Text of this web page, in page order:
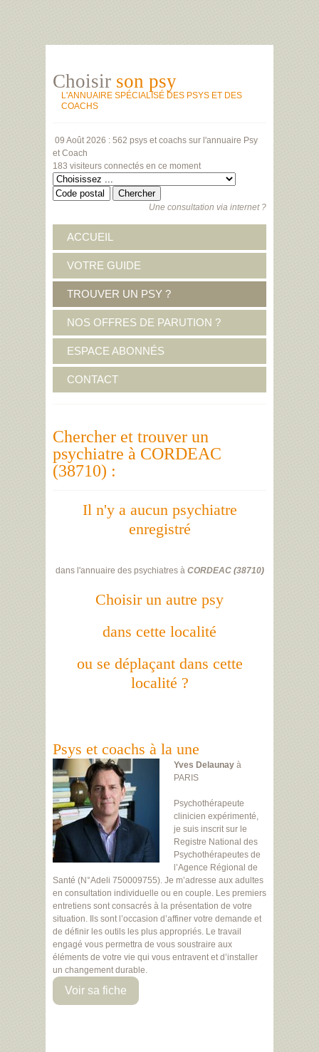
Choisir son psy
L'ANNUAIRE SPÉCIALISÉ DES PSYS ET DES
COACHS
09 Août 2026 : 562 psys et coachs sur l'annuaire Psy
et Coach
183 visiteurs connectés en ce moment
Une consultation via internet ?
ACCUEIL
VOTRE GUIDE
TROUVER UN PSY ?
NOS OFFRES DE PARUTION ?
ESPACE ABONNÉS
CONTACT
Chercher et trouver un
psychiatre à CORDEAC
(38710) :
Il n'y a aucun psychiatre
enregistré
dans l'annuaire des psychiatres à CORDEAC(38710)
Choisir un autre psy
dans cette localité
ou se déplaçant dans cette
localité ?
Psys et coachs à la une
Yves Delaunay à
PARIS
Psychothérapeute
clinicien expérimenté,
je suis inscrit sur le
Registre National des
Psychothérapeutes de
l’Agence Régional de
Santé (N°Adeli 750009755). Je m’adresse aux adultes
en consultation individuelle ou en couple. Les premiers
entretiens sont consacrés à la présentation de votre
situation. Ils sont l’occasion d’affiner votre demande et
de définir les outils les plus appropriés. Le travail
engagé vous permettra de vous soustraire aux
éléments de votre vie qui vous entravent et d’installer
un changement durable.
Voir sa fiche